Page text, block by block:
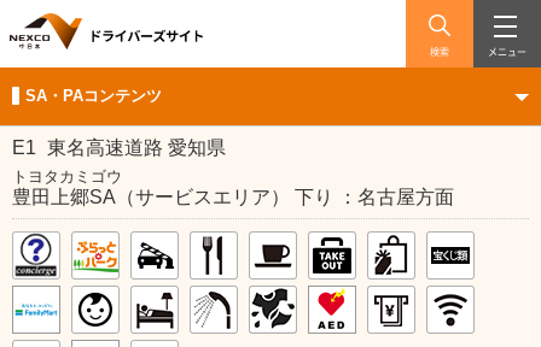
検索 メニュー
SA・PAコンテンツ
E1 東名高速道路 愛知県
トヨタカミゴウ
豊田上郷SA（サービスエリア） 下り ：名古屋方面